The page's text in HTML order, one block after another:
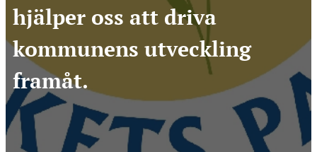
hjälper oss att driva
kommunens utveckling
framåt.